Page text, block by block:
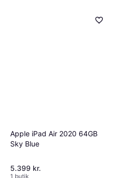
Apple iPad Air 2020 64GB
Sky Blue
5.399 kr.
1 butik